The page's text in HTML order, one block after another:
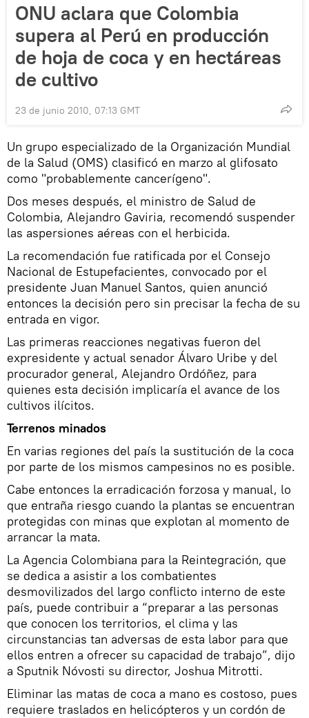
ONU aclara que Colombia
supera al Perú en producción
de hoja de coca y en hectáreas
de cultivo
23 de junio 2010, 07:13 GMT
Un grupo especializado de la Organización Mundial
de la Salud (OMS) clasificó en marzo al glifosato
como "probablemente cancerígeno".
Dos meses después, el ministro de Salud de
Colombia, Alejandro Gaviria, recomendó suspender
las aspersiones aéreas con el herbicida.
La recomendación fue ratificada por el Consejo
Nacional de Estupefacientes, convocado por el
presidente Juan Manuel Santos, quien anunció
entonces la decisión pero sin precisar la fecha de su
entrada en vigor.
Las primeras reacciones negativas fueron del
expresidente y actual senador Álvaro Uribe y del
procurador general, Alejandro Ordóñez, para
quienes esta decisión implicaría el avance de los
cultivos ilícitos.
Terrenos minados
En varias regiones del país la sustitución de la coca
por parte de los mismos campesinos no es posible.
Cabe entonces la erradicación forzosa y manual, lo
que entraña riesgo cuando la plantas se encuentran
protegidas con minas que explotan al momento de
arrancar la mata.
La Agencia Colombiana para la Reintegración, que
se dedica a asistir a los combatientes
desmovilizados del largo conflicto interno de este
país, puede contribuir a “preparar a las personas
que conocen los territorios, el clima y las
circunstancias tan adversas de esta labor para que
ellos entren a ofrecer su capacidad de trabajo”, dijo
a Sputnik Nóvosti su director, Joshua Mitrotti.
Eliminar las matas de coca a mano es costoso, pues
requiere traslados en helicópteros y un cordón de